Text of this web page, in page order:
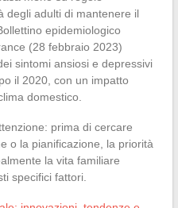
degli adulti di mantenere il
epidemiologico
(28 febbraio 2023)
sintomi ansiosi e depressivi
il 2020, con un impatto
domestico.
prima di cercare
o la pianificazione, la priorità
la vita familiare
specifici fattori.